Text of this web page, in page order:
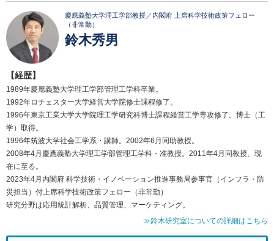
慶應義塾大学理工学部教授／内閣府 上席科学技術政策フェロー
（非常勤）
鈴木秀男
【経歴】
1989年慶應義塾大学理工学部管理工学科卒業。
1992年ロチェスター大学経営大学院修士課程修了。
1996年東京工業大学大学院理工学研究科博士課程経営工学専攻修了。博士（工
学）取得。
1996年筑波大学社会工学系・講師。2002年6月同助教授。
2008年4月慶應義塾大学理工学部管理工学科・准教授。2011年4月同教授、現
在に至る。
2023年4月内閣府 科学技術・イノベーション推進事務局参事官（インフラ・防
災担当）付上席科学技術政策フェロー（非常勤）
研究分野は応用統計解析、品質管理、マーケティング。
≫鈴木研究室についての詳細はこちら